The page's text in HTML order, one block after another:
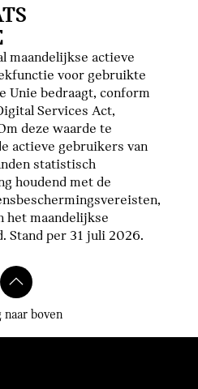
maandelijkse actieve
voor gebruikte
Unie bedraagt, conform
Services Act,
deze waarde te
actieve gebruikers van
statistisch
houdend met de
het maandelijkse
Stand per 31 juli 2026.
naar boven